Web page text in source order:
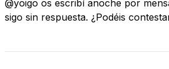
@yoigo os escribí anoche por
sigo sin respuesta. ¿Podéis